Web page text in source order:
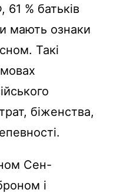
% батьків
мають ознаки
Такі
біженства,
Сен-
і